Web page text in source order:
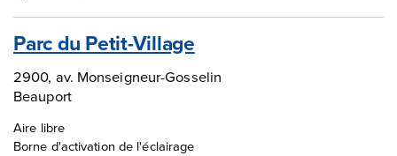
Parc du Petit-Village
2900, av. Monseigneur-Gosselin
Beauport
Aire libre
Borne d'activation de l'éclairage